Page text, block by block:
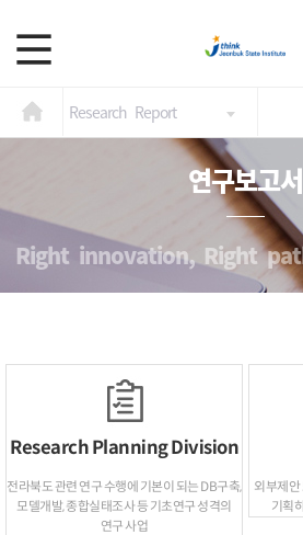
Research Report
연구보고서
Right innovation, Right
Research Planning Division
전라북도 관련 연구 수행에 기본이 되는 DB구축,
모델개발, 종합실태조사 등 기초연구 성격의
연구 사업
외부제안
기획